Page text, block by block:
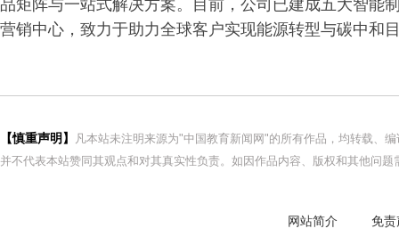
品矩阵与一站式解决方案。目前，公司已建成五大智能
营销中心，致力于助力全球客户实现能源转型与碳中和
【慎重声明】
凡本站未注明来源为"中国教育新闻网"的所有作品，均转载、
并不代表本站赞同其观点和对其真实性负责。如因作品内容、版权和其他问
网站简介 免责